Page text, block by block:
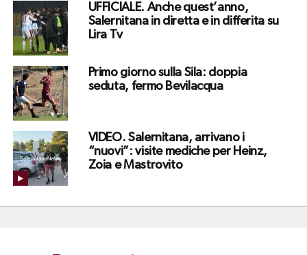
UFFICIALE. Anche quest’anno,
Salernitana in diretta e in differita su
Lira Tv
Primo giorno sulla Sila: doppia
seduta, fermo Bevilacqua
VIDEO. Salernitana, arrivano i
“nuovi”: visite mediche per Heinz,
Zoia e Mastrovito